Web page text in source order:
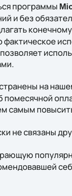
программы
и без
фактическое
на
самым
не связаны